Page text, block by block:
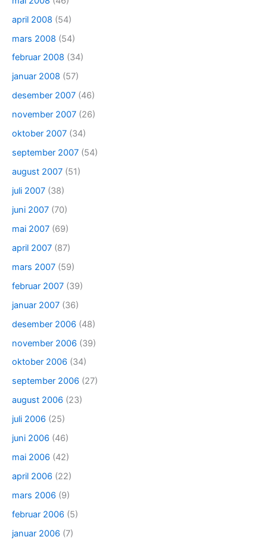
april 2008 (54)
mars 2008 (54)
februar 2008 (34)
januar 2008 (57)
desember 2007 (46)
november 2007 (26)
oktober 2007 (34)
september 2007 (54)
august 2007 (51)
juli 2007 (38)
juni 2007 (70)
mai 2007 (69)
april 2007 (87)
mars 2007 (59)
februar 2007 (39)
januar 2007 (36)
desember 2006 (48)
november 2006 (39)
oktober 2006 (34)
september 2006 (27)
august 2006 (23)
juli 2006 (25)
juni 2006 (46)
mai 2006 (42)
april 2006 (22)
mars 2006 (9)
februar 2006 (5)
januar 2006 (7)